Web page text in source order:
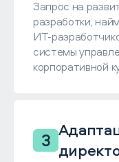
Запрос на
разработки,
ИТ-
системы
корпоративной
3